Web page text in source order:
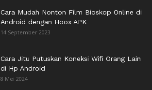
Cara Mudah Nonton Film Bioskop Online di
Android dengan Hoox APK
14 September 2023
Cara Jitu Putuskan Koneksi Wifi Orang Lain
di Hp Android
8 Mei 2024